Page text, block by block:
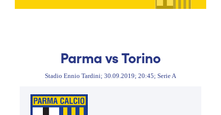
Parma vs Torino
Stadio Ennio Tardini; 30.09.2019; 20:45; Serie A